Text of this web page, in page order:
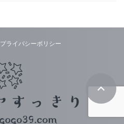
プライバシーポリシー